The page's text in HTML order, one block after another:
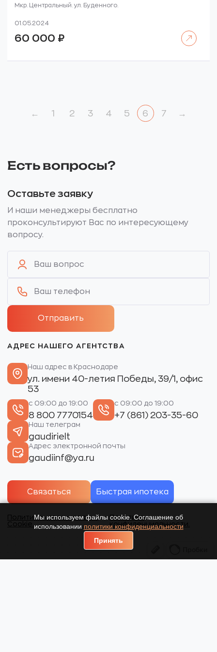
Мкр. Центральный. ул. Буденного.
01.05.2024
60 000 ₽
← 1 2 3 4 5 6 7 →
Есть вопросы?
Оставьте заявку
И наши менеджеры бесплатно
проконсультируют Вас по интересующему
вопросу.
АДРЕС НАШЕГО АГЕНТСТВА
Наш адрес в Краснодаре
ул. имени 40-летия Победы, 39/1, офис
53
с 09:00 до 19:00
8 800 7770154
с 09:00 до 19:00
+7 (861) 203-35-60
Наш телеграм
gaudirielt
Адрес электронной почты
gaudiinf@ya.ru
Связаться Быстрая ипотека
Политика использования
Cookie.
Политика
конфиденциальности.
Мы используем файлы cookie. Соглашение об
использовании политики конфиденциальности
Принять